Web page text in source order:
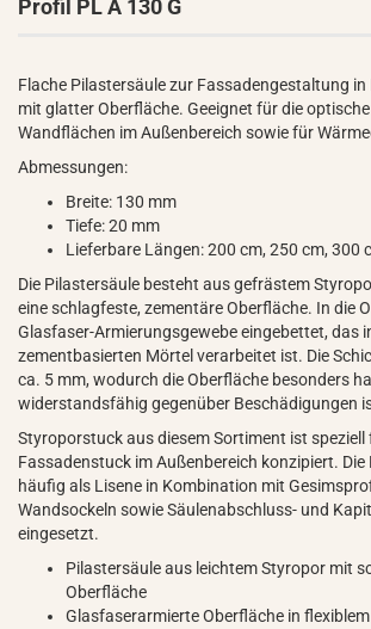
Profil PL A 130 G
Flache Pilastersäule zur Fassadengestaltung in
mit glatter Oberfläche. Geeignet für die
Wandflächen im Außenbereich sowie für
Abmessungen:
Breite: 130 mm
Tiefe: 20 mm
Lieferbare Längen: 200 cm, 250 cm, 300
Die Pilastersäule besteht aus gefrästem
eine schlagfeste, zementäre Oberfläche. In die
Glasfaser-Armierungsgewebe eingebettet, das
zementbasierten Mörtel verarbeitet ist. Die
ca. 5 mm, wodurch die Oberfläche besonders
widerstandsfähig gegenüber Beschädigungen
Styroporstuck aus diesem Sortiment ist speziell
Fassadenstuck im Außenbereich konzipiert. Die
häufig als Lisene in Kombination mit
Wandsockeln sowie Säulenabschluss- und
eingesetzt.
Pilastersäule aus leichtem Styropor mit
Oberfläche
Glasfaserarmierte Oberfläche in